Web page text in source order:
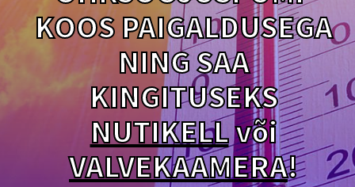
KOOS PAIGALDUSEGA
NING SAA
KINGITUSEKS
NUTIKELLvõi
VALVEKAAMERA!